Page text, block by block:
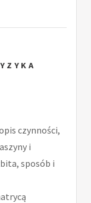
czynności,
i
sposób i